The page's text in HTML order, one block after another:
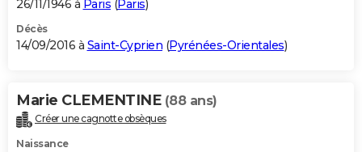
26/11/1946 à Paris (Paris)
Décès
14/09/2016 à Saint-Cyprien (Pyrénées-Orientales)
Marie CLEMENTINE (88 ans)
Créer une cagnotte obsèques
Naissance